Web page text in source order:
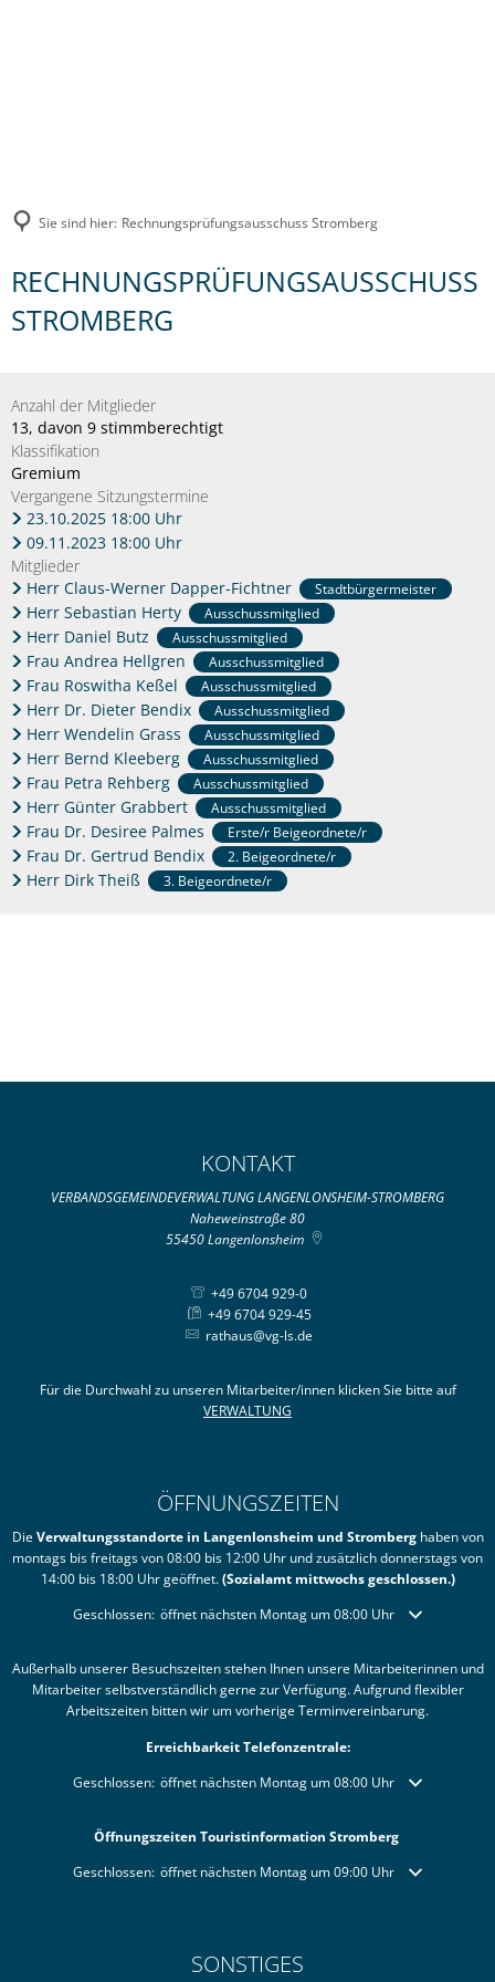
Sie sind hier: Rechnungsprüfungsausschuss Stromberg
RECHNUNGSPRÜFUNGSAUSSCHUSS
STROMBERG
Anzahl der Mitglieder
13, davon 9 stimmberechtigt
Klassifikation
Gremium
Vergangene Sitzungstermine
23.10.2025 18:00 Uhr
09.11.2023 18:00 Uhr
Mitglieder
Herr Claus-Werner Dapper-Fichtner
Stadtbürgermeister
Herr Sebastian Herty Ausschussmitglied
Herr Daniel Butz Ausschussmitglied
Frau Andrea Hellgren Ausschussmitglied
Frau Roswitha Keßel Ausschussmitglied
Herr Dr. Dieter Bendix Ausschussmitglied
Herr Wendelin Grass Ausschussmitglied
Herr Bernd Kleeberg Ausschussmitglied
Frau Petra Rehberg Ausschussmitglied
Herr Günter Grabbert Ausschussmitglied
Frau Dr. Desiree Palmes Erste/r Beigeordnete/r
Frau Dr. Gertrud Bendix 2. Beigeordnete/r
Herr Dirk Theiß 3. Beigeordnete/r
KONTAKT
VERBANDSGEMEINDEVERWALTUNG LANGENLONSHEIM-STROMBERG
Naheweinstraße 80
55450 Langenlonsheim
+49 6704 929-0
+49 6704 929-45
rathaus@vg-ls.de
Für die Durchwahl zu unseren Mitarbeiter/innen klicken Sie bitte auf
VERWALTUNG
ÖFFNUNGSZEITEN
DieVerwaltungsstandorte in Langenlonsheim und Stromberghaben von
montags bis freitags von 08:00 bis 12:00 Uhr und zusätzlich donnerstags von
14:00 bis 18:00 Uhr geöffnet.(Sozialamt mittwochs geschlossen.)
Klicken, um weitere Öffnungs- oder Schließzeiten auszublenden
Geschlossen: öffnet nächsten Montag um 08:00 Uhr
Außerhalb unserer Besuchszeiten stehen Ihnen unsere Mitarbeiterinnen und
Mitarbeiter selbstverständlich gerne zur Verfügung. Aufgrund flexibler
Arbeitszeiten bitten wir um vorherige Terminvereinbarung.
Erreichbarkeit Telefonzentrale:
Klicken, um weitere Öffnungs- oder Schließzeiten auszublenden
Geschlossen: öffnet nächsten Montag um 08:00 Uhr
Öffnungszeiten Touristinformation Stromberg
Klicken, um weitere Öffnungs- oder Schließzeiten auszublenden
Geschlossen: öffnet nächsten Montag um 09:00 Uhr
SONSTIGES